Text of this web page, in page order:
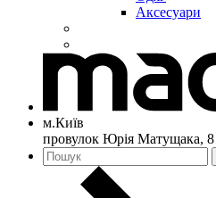
Аксесуари
м.Київ
провулок Юрія Матущака, 8